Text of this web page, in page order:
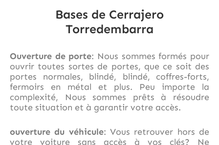
Bases de Cerrajero
Torredembarra
Ouverture de porte: Nous sommes formés pour
ouvrir toutes sortes de portes, que ce soit des
portes normales, blindé, blindé, coffres-forts,
fermoirs en métal et plus. Peu importe la
complexité, Nous sommes prêts à résoudre
toute situation et à garantir votre accès.
ouverture du véhicule: Vous retrouver hors de
votre voiture sans accès à vos clés? Ne